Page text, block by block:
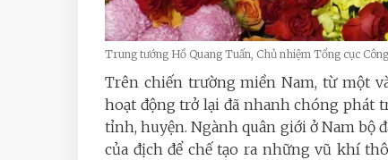
Trung tướng Hồ Quang Tuấn, Chủ nhiệm Tổng cục
Trên chiến trường miền Nam, từ một
hoạt động trở lại đã nhanh chóng phát
tỉnh, huyện. Ngành quân giới ở Nam bộ
của địch để chế tạo ra những vũ khí